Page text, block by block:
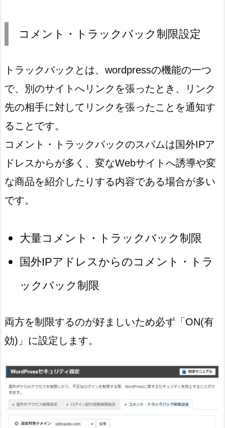
コメント・トラックバック制限設定
トラックバックとは、wordpressの機能の一つ
で、別のサイトへリンクを張ったとき、リンク
先の相手に対してリンクを張ったことを通知す
ることです。
コメント・トラックバックのスパムは国外IPア
ドレスからが多く、変なWebサイトへ誘導や変
な商品を紹介したりする内容である場合が多い
です。
大量コメント・トラックバック制限
国外IPアドレスからのコメント・トラ
ックバック制限
両方を制限するのが好ましいため必ず「ON(有
効)」に設定します。